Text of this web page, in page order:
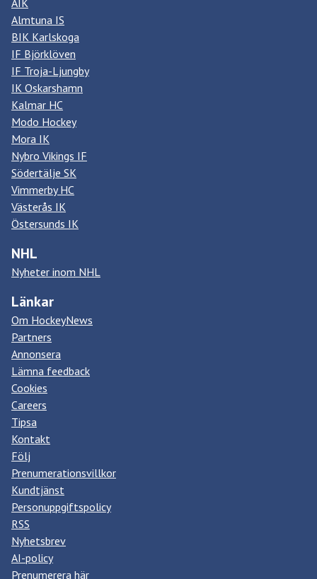
AIK
Almtuna IS
BIK Karlskoga
IF Björklöven
IF Troja-Ljungby
IK Oskarshamn
Kalmar HC
Modo Hockey
Mora IK
Nybro Vikings IF
Södertälje SK
Vimmerby HC
Västerås IK
Östersunds IK
NHL
Nyheter inom NHL
Länkar
Om HockeyNews
Partners
Annonsera
Lämna feedback
Cookies
Careers
Tipsa
Kontakt
Följ
Prenumerationsvillkor
Kundtjänst
Personuppgiftspolicy
RSS
Nyhetsbrev
AI-policy
Prenumerera här